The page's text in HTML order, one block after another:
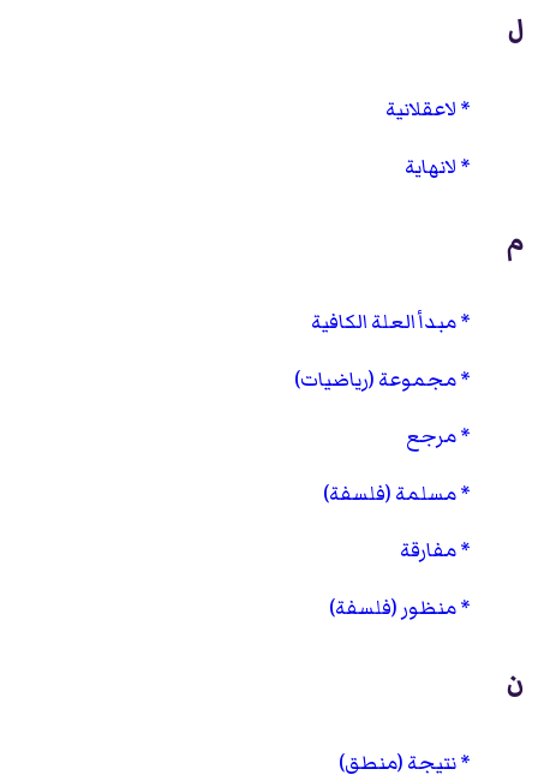
ل
لاعقلانية
لانهاية
م
مبدأ العلة الكافية
مجموعة (رياضيات)
مرجع
مسلمة (فلسفة)
مفارقة
منظور (فلسفة)
ن
نتيجة (منطق)